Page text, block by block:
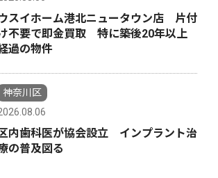
スイホーム港北ニュータウン店 片付
不要で即金買取 特に築後20年以上
過の物件
神奈川区
内歯科医が協会設立 インプラント治
の普及図る